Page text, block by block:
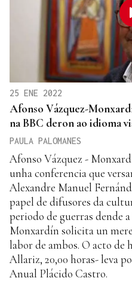
25 ENE 2022
Afonso Vázquez-
na BBC deron ao idioma
PAULA PALOMANES
Afonso Vázquez -
unha conferencia que
Alexandre Manuel
papel de difusores da
periodo de guerras dende
Monxardín solicita un
labor de ambos. O acto de
Allariz, 20,00 horas- leva
Anual Plácido Castro.